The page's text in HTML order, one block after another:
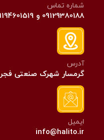
شماره تماس
09129380188 و 09194601519
آدرس
گرمسار شهرک صنعتی فجر
ایمیل
info@halito.ir